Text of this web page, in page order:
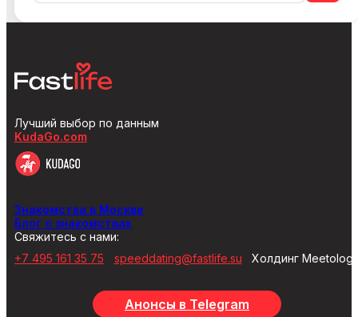
Лучший выбор по данным
KudaGo.com
Знакомства в Москве
Блог о знакомствах
Свяжитесь с нами:
+7 495 161 35 75
speeddating@fastlife.su Холдинг
Анонсы в Telegram